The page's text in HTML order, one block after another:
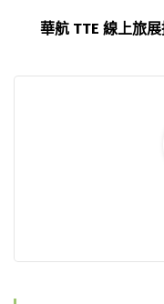
華航 TTE 線上旅